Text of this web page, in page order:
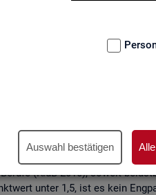
Auswahl bestätigen
Ar­beits­markt. An­hand von
(KldB 2010), so­weit
unter 1,5, ist es kein